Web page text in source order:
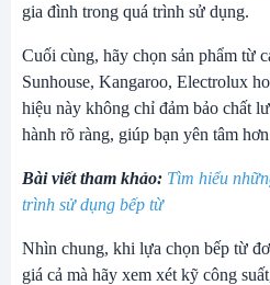
gia đình trong quá trình sử dụng.
Cuối cùng, hãy chọn sản phẩm từ
Sunhouse, Kangaroo, Electrolux
hiệu này không chỉ đảm bảo chất
hành rõ ràng, giúp bạn yên tâm
Bài viết tham khảo: Tìm hiểu
trình sử dụng bếp từ
Nhìn chung, khi lựa chọn bếp từ
giá cả mà hãy xem xét kỹ công